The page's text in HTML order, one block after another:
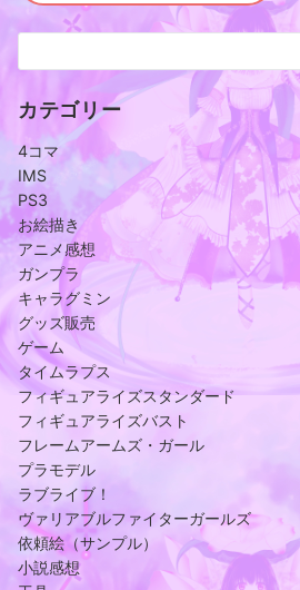
カテゴリー
4コマ
IMS
PS3
お絵描き
アニメ感想
ガンプラ
キャラグミン
グッズ販売
ゲーム
タイムラプス
フィギュアライズスタンダード
フィギュアライズバスト
フレームアームズ・ガール
プラモデル
ラブライブ！
ヴァリアブルファイターガールズ
依頼絵（サンプル）
小説感想